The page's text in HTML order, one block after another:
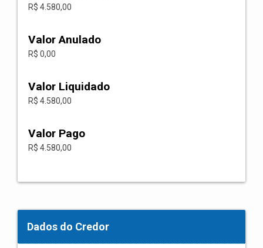
R$ 4.580,00
Valor Anulado
R$ 0,00
Valor Liquidado
R$ 4.580,00
Valor Pago
R$ 4.580,00
Dados do Credor